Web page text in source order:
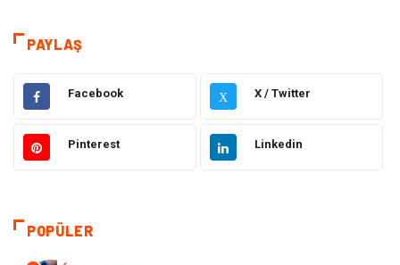
Elektrik & Elektronik Gıda
Güzellik & Bakım Otomotiv
Tatil
PAYLAŞ
Facebook X X / Twitter
Pinterest Linkedin
POPÜLER